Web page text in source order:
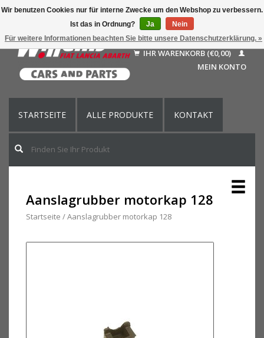
Nederlands
Français
English (US)
IHR WARENKORB (€0,00)
MEIN KONTO
STARTSEITE ALLE PRODUKTE KONTAKT
Aanslagrubber motorkap 128
Startseite /Aanslagrubber motorkap 128
Wir benutzen Cookies nur für interne Zwecke um den Webshop zu verbessern.
Ist das in Ordnung?
Ja
Nein
Für weitere Informationen beachten Sie bitte unsere Datenschutzerklärung. »